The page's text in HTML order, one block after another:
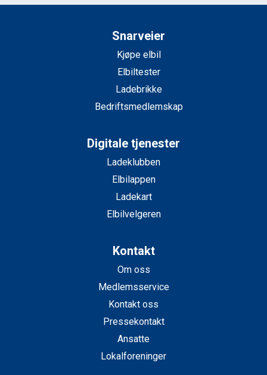
Snarveier
Kjøpe elbil
Elbiltester
Ladebrikke
Bedriftsmedlemskap
Digitale tjenester
Ladeklubben
Elbilappen
Ladekart
Elbilvelgeren
Kontakt
Om oss
Medlemsservice
Kontakt oss
Pressekontakt
Ansatte
Lokalforeninger